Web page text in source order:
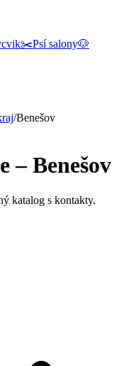
✂️Psí salony🐶
/Benešov
– Benešov
katalog s kontakty.